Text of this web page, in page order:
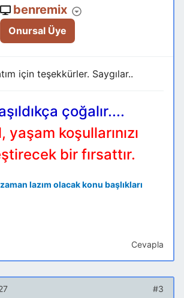
benremix
Onursal Üye
için teşekkürler. Saygılar..
çoğalır....
yaşam koşullarınızı
bir fırsattır.
lazım olacak konu başlıkları
Cevapla
#3